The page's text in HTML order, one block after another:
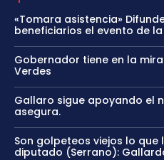
«Tomara asistencia»
beneficiarios el evento de
Gobernador tiene en la
Verdes
Gallaro sigue apoyando el
asegura.
Son golpeteos viejos lo
diputado (Serrano):